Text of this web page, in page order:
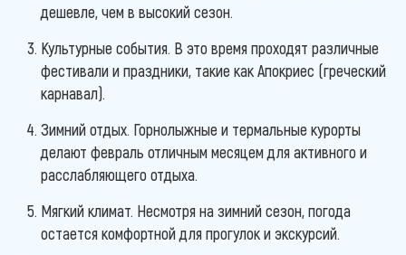
дешевле, чем в высокий сезон.
Культурные события. В это время проходят различные
фестивали и праздники, такие как Апокриес (греческий
карнавал).
Зимний отдых. Горнолыжные и термальные курорты
делают февраль отличным месяцем для активного и
расслабляющего отдыха.
Мягкий климат. Несмотря на зимний сезон, погода
остается комфортной для прогулок и экскурсий.